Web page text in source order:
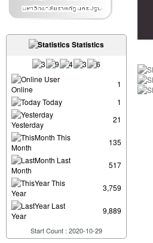
Statistics
User
Online
1
Today
1
Yesterday
21
This
Month
135
Last
Month
517
This
Year
3,759
Last
Year
9,889
Start Count : 2020-10-29